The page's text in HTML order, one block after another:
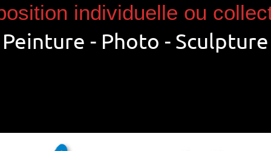
individuelle ou
Peinture - Photo - Sculpture